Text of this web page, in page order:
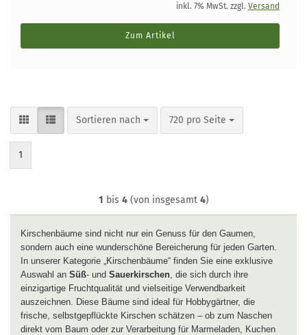
inkl. 7% MwSt. zzgl. Versand
Zum Artikel
Sortieren nach
Sortieren nach 720 pro Seite
pro Seite
1
1 bis 4(von insgesamt 4)
Kirschenbäume sind nicht nur ein Genuss für den Gaumen,
sondern auch eine wunderschöne Bereicherung für jeden Garten.
In unserer Kategorie „Kirschenbäume“ finden Sie eine exklusive
Auswahl an Süß- und Sauerkirschen, die sich durch ihre
einzigartige Fruchtqualität und vielseitige Verwendbarkeit
auszeichnen. Diese Bäume sind ideal für Hobbygärtner, die
frische, selbstgepflückte Kirschen schätzen – ob zum Naschen
direkt vom Baum oder zur Verarbeitung für Marmeladen, Kuchen